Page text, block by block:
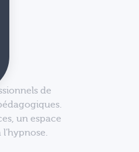
de
un espace